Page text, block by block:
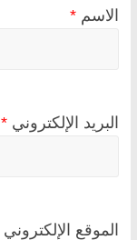
الاسم *
البريد الإلكتروني *
الموقع الإلكتروني